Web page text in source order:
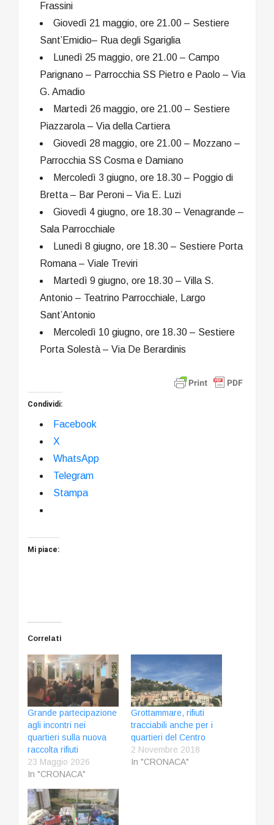
Frassini
Giovedì 21 maggio, ore 21.00 – Sestiere
Sant’Emidio– Rua degli Sgariglia
Lunedì 25 maggio, ore 21.00 – Campo
Parignano – Parrocchia SS Pietro e Paolo – Via
G. Amadio
Martedì 26 maggio, ore 21.00 – Sestiere
Piazzarola – Via della Cartiera
Giovedì 28 maggio, ore 21.00 – Mozzano –
Parrocchia SS Cosma e Damiano
Mercoledì 3 giugno, ore 18.30 – Poggio di
Bretta – Bar Peroni – Via E. Luzi
Giovedì 4 giugno, ore 18.30 – Venagrande –
Sala Parrocchiale
Lunedì 8 giugno, ore 18.30 – Sestiere Porta
Romana – Viale Treviri
Martedì 9 giugno, ore 18.30 – Villa S.
Antonio – Teatrino Parrocchiale, Largo
Sant’Antonio
Mercoledì 10 giugno, ore 18.30 – Sestiere
Porta Solestà – Via De Berardinis
Condividi:
Facebook
X
WhatsApp
Telegram
Stampa
Mi piace:
Correlati
Grande partecipazione
agli incontri nei
quartieri sulla nuova
raccolta rifiuti
23 Maggio 2026
In "CRONACA"
Grottammare, rifiuti
tracciabili anche per i
quartieri del Centro
2 Novembre 2018
In "CRONACA"